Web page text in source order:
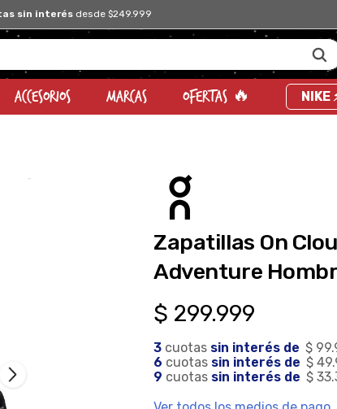
Accesorios Marcas OFERTAS 🔥 NIKE
Zapatillas On
Adventure
$ 299.999
3 cuotas sin interés de $
6 cuotas sin interés de $
9 cuotas sin interés de $